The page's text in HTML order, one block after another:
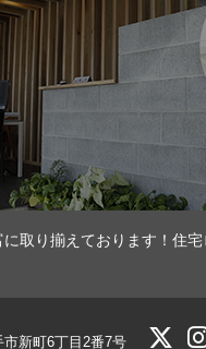
取り揃えております！住
新町6丁目2番7号